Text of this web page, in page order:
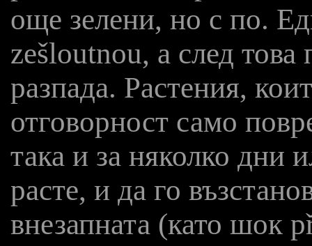
още зелени, но с по.
zešloutnou, а след това
разпада. Растения,
отговорност само
така и за няколко дни
расте, и да го
внезапната (като шок